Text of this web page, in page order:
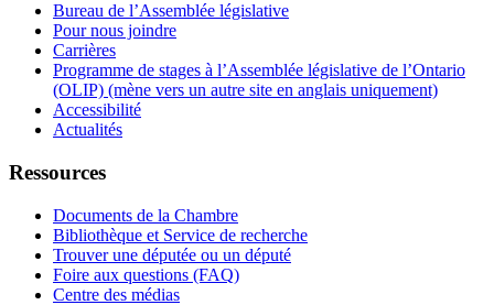
Bureau de l’Assemblée législative
Pour nous joindre
Carrières
Programme de stages à l’Assemblée législative de l’Ontario
(OLIP) (mène vers un autre site en anglais uniquement)
Accessibilité
Actualités
Ressources
Documents de la Chambre
Bibliothèque et Service de recherche
Trouver une députée ou un député
Foire aux questions (FAQ)
Centre des médias